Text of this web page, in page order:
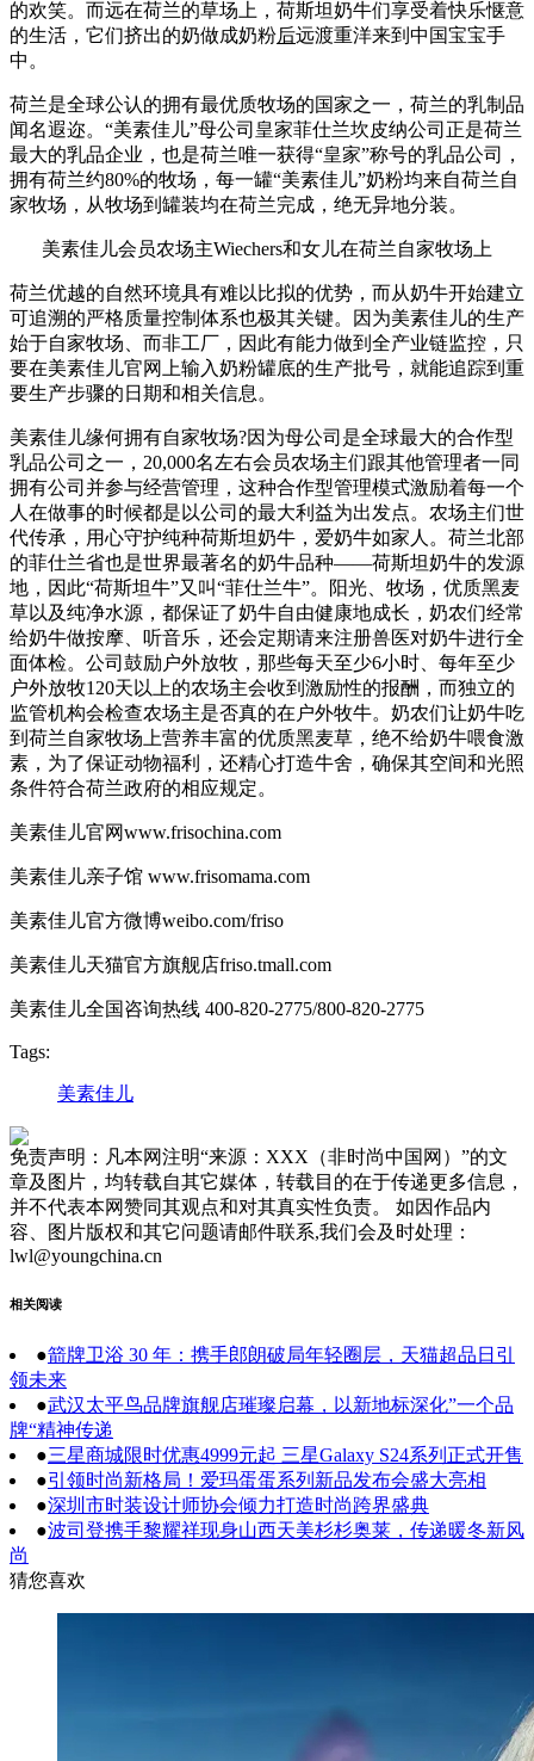
的欢笑。而远在荷兰的草场上，荷斯坦奶牛们享受着快乐惬意
的生活，它们挤出的奶做成奶粉后远渡重洋来到中国宝宝手
中。
荷兰是全球公认的拥有最优质牧场的国家之一，荷兰的乳制品
闻名遐迩。“美素佳儿”母公司皇家菲仕兰坎皮纳公司正是荷兰
最大的乳品企业，也是荷兰唯一获得“皇家”称号的乳品公司，
拥有荷兰约80%的牧场，每一罐“美素佳儿”奶粉均来自荷兰自
家牧场，从牧场到罐装均在荷兰完成，绝无异地分装。
美素佳儿会员农场主Wiechers和女儿在荷兰自家牧场上
荷兰优越的自然环境具有难以比拟的优势，而从奶牛开始建立
可追溯的严格质量控制体系也极其关键。因为美素佳儿的生产
始于自家牧场、而非工厂，因此有能力做到全产业链监控，只
要在美素佳儿官网上输入奶粉罐底的生产批号，就能追踪到重
要生产步骤的日期和相关信息。
美素佳儿缘何拥有自家牧场?因为母公司是全球最大的合作型
乳品公司之一，20,000名左右会员农场主们跟其他管理者一同
拥有公司并参与经营管理，这种合作型管理模式激励着每一个
人在做事的时候都是以公司的最大利益为出发点。农场主们世
代传承，用心守护纯种荷斯坦奶牛，爱奶牛如家人。荷兰北部
的菲仕兰省也是世界最著名的奶牛品种——荷斯坦奶牛的发源
地，因此“荷斯坦牛”又叫“菲仕兰牛”。阳光、牧场，优质黑麦
草以及纯净水源，都保证了奶牛自由健康地成长，奶农们经常
给奶牛做按摩、听音乐，还会定期请来注册兽医对奶牛进行全
面体检。公司鼓励户外放牧，那些每天至少6小时、每年至少
户外放牧120天以上的农场主会收到激励性的报酬，而独立的
监管机构会检查农场主是否真的在户外牧牛。奶农们让奶牛吃
到荷兰自家牧场上营养丰富的优质黑麦草，绝不给奶牛喂食激
素，为了保证动物福利，还精心打造牛舍，确保其空间和光照
条件符合荷兰政府的相应规定。
美素佳儿官网www.frisochina.com
美素佳儿亲子馆 www.frisomama.com
美素佳儿官方微博weibo.com/friso
美素佳儿天猫官方旗舰店friso.tmall.com
美素佳儿全国咨询热线 400-820-2775/800-820-2775
Tags:
美素佳儿
免责声明：凡本网注明“来源：XXX（非时尚中国网）”的文
章及图片，均转载自其它媒体，转载目的在于传递更多信息，
并不代表本网赞同其观点和对其真实性负责。 如因作品内
容、图片版权和其它问题请邮件联系,我们会及时处理：
lwl@youngchina.cn
相关阅读
●箭牌卫浴 30 年：携手郎朗破局年轻圈层，天猫超品日引
领未来
●武汉太平鸟品牌旗舰店璀璨启幕，以新地标深化”一个品
牌“精神传递
●三星商城限时优惠4999元起 三星Galaxy S24系列正式开售
●引领时尚新格局！爱玛蛋蛋系列新品发布会盛大亮相
●深圳市时装设计师协会倾力打造时尚跨界盛典
●波司登携手黎耀祥现身山西天美杉杉奥莱，传递暖冬新风
尚
猜您喜欢